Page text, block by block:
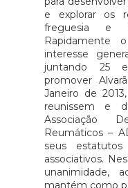
e explorar os
freguesia e
Rapidamente
interesse
juntando 25
promover
Janeiro de
reunissem e
Associação
Reumáticos –
seus
associativos.
unanimidade,
mantém como